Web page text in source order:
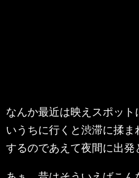
なんか最近は映えスポッ
いうちに行くと渋滞に揉
するのであえて夜間に出発